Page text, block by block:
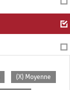
(X) Moyenne